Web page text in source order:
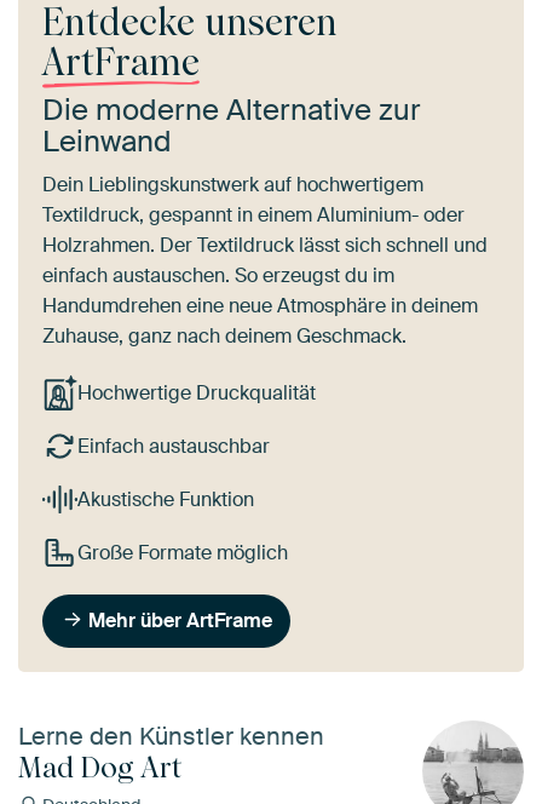
Entdecke unseren
ArtFrame
Die moderne Alternative zur
Leinwand
Dein Lieblingskunstwerk auf hochwertigem
Textildruck, gespannt in einem Aluminium- oder
Holzrahmen. Der Textildruck lässt sich schnell und
einfach austauschen. So erzeugst du im
Handumdrehen eine neue Atmosphäre in deinem
Zuhause, ganz nach deinem Geschmack.
Hochwertige Druckqualität
Einfach austauschbar
Akustische Funktion
Große Formate möglich
Mehr über ArtFrame
Lerne den Künstler kennen
Mad Dog Art